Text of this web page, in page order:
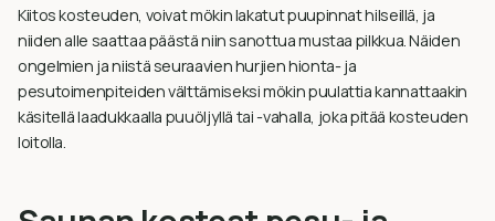
Kiitos kosteuden, voivat mökin lakatut puupinnat hilseillä, ja
niiden alle saattaa päästä niin sanottua mustaa pilkkua. Näiden
ongelmien ja niistä seuraavien hurjien hionta- ja
pesutoimenpiteiden välttämiseksi mökin puulattia kannattaakin
käsitellä laadukkaalla puuöljyllä tai -vahalla, joka pitää kosteuden
loitolla.